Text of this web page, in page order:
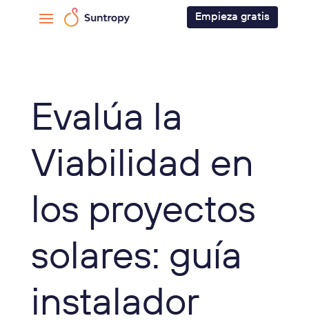
Empieza gratis
Evalúa la
Viabilidad en
los proyectos
solares: guía
instalador